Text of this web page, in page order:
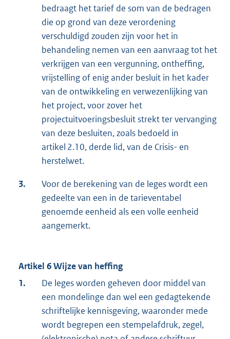
bedraagt het tarief de som van de bedragen
die op grond van deze verordening
verschuldigd zouden zijn voor het in
behandeling nemen van een aanvraag tot het
verkrijgen van een vergunning, ontheffing,
vrijstelling of enig ander besluit in het kader
van de ontwikkeling en verwezenlijking van
het project, voor zover het
projectuitvoeringsbesluit strekt ter vervanging
van deze besluiten, zoals bedoeld in
artikel 2.10, derde lid, van de Crisis- en
herstelwet.
3.
Voor de berekening van de leges wordt een
gedeelte van een in de tarieventabel
genoemde eenheid als een volle eenheid
aangemerkt.
Artikel 6 Wijze van heffing
1.
De leges worden geheven door middel van
een mondelinge dan wel een gedagtekende
schriftelijke kennisgeving, waaronder mede
wordt begrepen een stempelafdruk, zegel,